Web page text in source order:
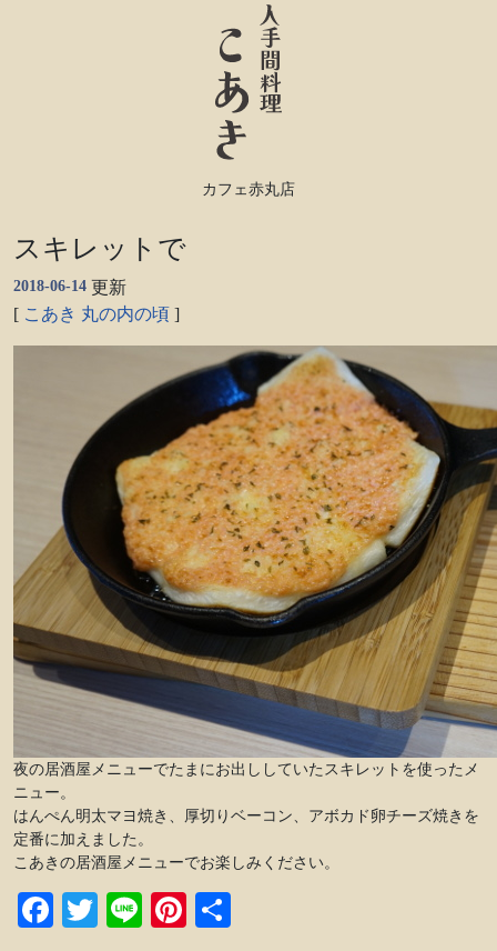
カフェ赤丸店
スキレットで
2018-06-14 更新
[ こあき 丸の内の頃 ]
夜の居酒屋メニューでたまにお出ししていたスキレットを使ったメ
ニュー。
はんぺん明太マヨ焼き、厚切りベーコン、アボカド卵チーズ焼きを
定番に加えました。
こあきの居酒屋メニューでお楽しみください。
Facebook
TwitterLinePinterest